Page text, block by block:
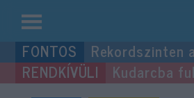
Kilépés
a
tartalomba
Rekordszinten
Kudarcba